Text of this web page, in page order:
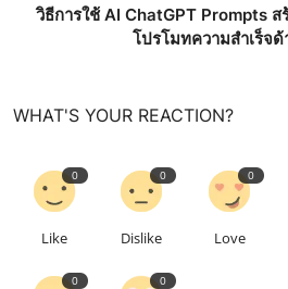
วิธีการใช้ AI ChatGPT Prompts ส
โปรโมทความสำเร็จ
WHAT'S YOUR REACTION?
0
Like
0
Dislike
0
Love
0 0